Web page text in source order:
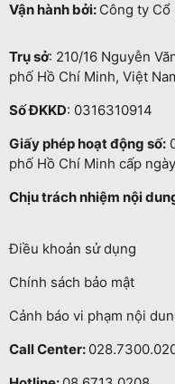
Vận hành bởi: Công ty Cổ
Trụ sở: 210/16 Nguyễn
phố Hồ Chí Minh, Việt
Số ĐKKD: 0316310914
Giấy phép hoạt động số:
phố Hồ Chí Minh cấp
Chịu trách nhiệm nội
Điều khoản sử dụng
Chính sách bảo mật
Cảnh báo vi phạm nội
Call Center: